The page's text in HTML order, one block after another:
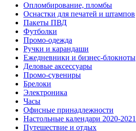
Опломбирование, пломбы
Оснастки для печатей и штампов
Пакеты ПВД
Футболки
Промо-одежда
Ручки и карандаши
Ежедневники и бизнес-блокноты
Деловые аксессуары
Промо-сувениры
Брелоки
Электроника
Часы
Офисные принадлежности
Настольные календари 2020-2021
Путешествие и отдых